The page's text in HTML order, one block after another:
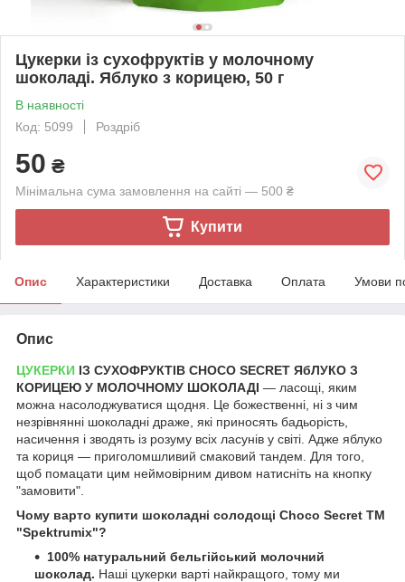
Цукерки із сухофруктів у молочному
шоколаді. Яблуко з корицею, 50 г
В наявності
Код: 5099
Роздріб
50 ₴
Мінімальна сума замовлення на сайті — 500 ₴
Купити
Опис Характеристики Доставка Оплата Умови
Опис
ЦУКЕРКИ ІЗ СУХОФРУКТІВ CHOCO SECRET ЯбЛУКО З
КОРИЦЕЮ У МОЛОЧНОМУ ШОКОЛАДІ — ласощі, яким
можна насолоджуватися щодня. Це божественні, ні з чим
незрівнянні шоколадні драже, які приносять бадьорість,
насичення і зводять із розуму всіх ласунів у світі. Адже яблуко
та кориця — приголомшливий смаковий тандем. Для того,
щоб помацати цим неймовірним дивом натисніть на кнопку
"замовити".
Чому варто купити шоколадні солодощі Choco Secret ТМ
"Spektrumix"?
100% натуральний бельгійський молочний
шоколад. Наші цукерки варті найкращого, тому ми